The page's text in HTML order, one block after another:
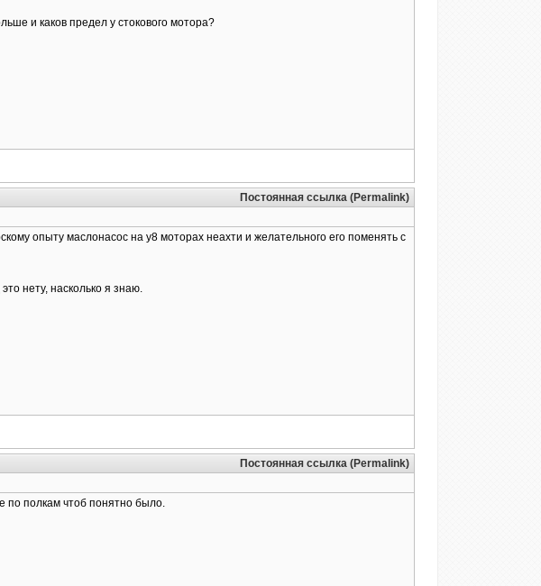
и каков предел у стокового мотора?
Постоянная ссылка (Permalink)
опыту маслонасос на у8 моторах неахти и желательного его поменять с
нету, насколько я знаю.
Постоянная ссылка (Permalink)
по полкам чтоб понятно было.